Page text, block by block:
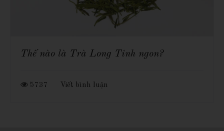
Thế nào là Trà Long Tỉnh ngon?
5737 Viết bình luận